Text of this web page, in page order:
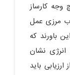
وجه کارساز
مرزی عمل
باورند که
انرژی نشان
باید